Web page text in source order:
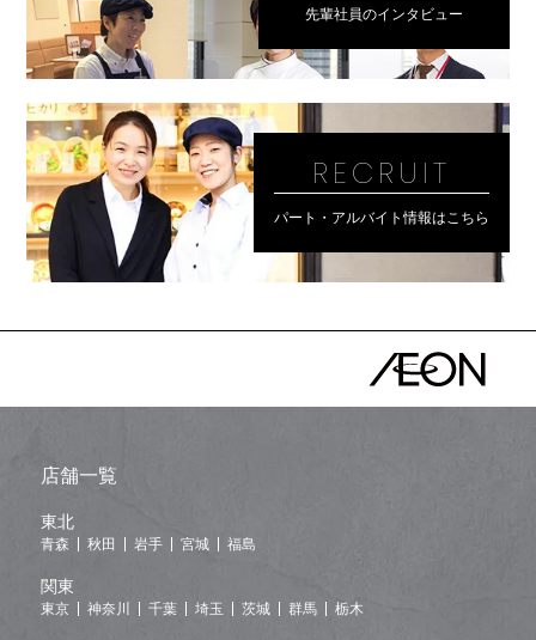
先輩社員のインタビュー
RECRUIT
パート・アルバイト情報はこちら
店舗一覧
東北
青森 秋田 岩手 宮城 福島
関東
東京 神奈川 千葉 埼玉 茨城 群馬 栃木